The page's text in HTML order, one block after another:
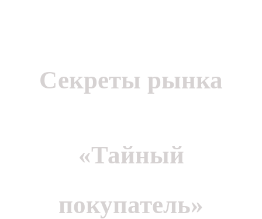
Секреты рынка
«Тайный
покупатель»